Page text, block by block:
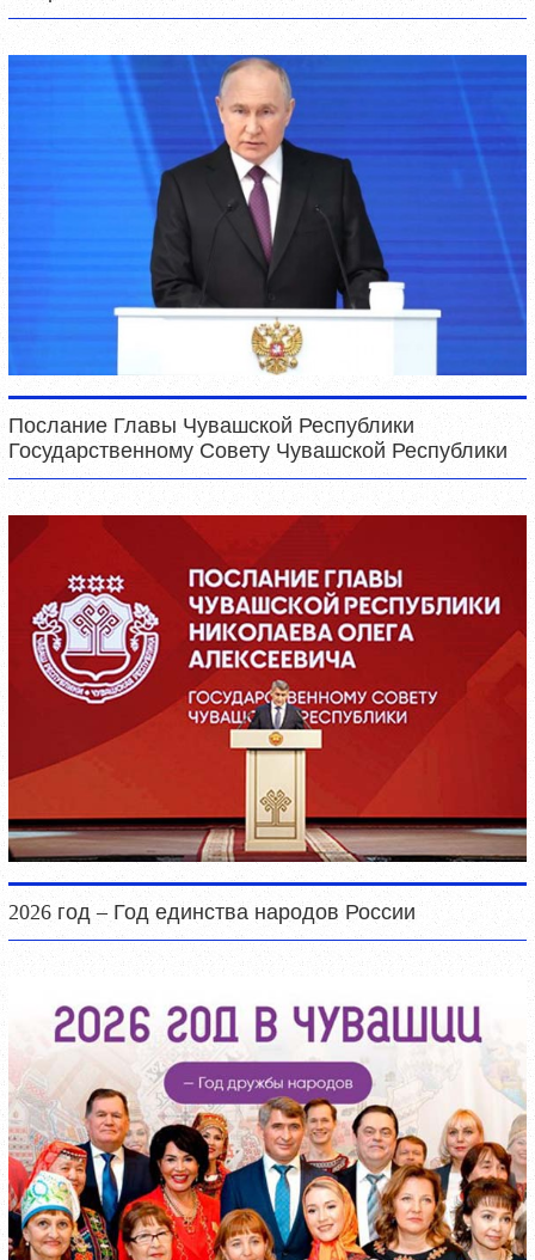
Послание Главы Чувашской Республики
Государственному Совету Чувашской Республики
2026 год – Год единства народов России